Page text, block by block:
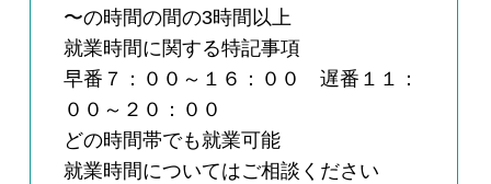
〜の時間の間の3時間以上
就業時間に関する特記事項
早番７：００～１６：００ 遅番１１：
００～２０：００
どの時間帯でも就業可能
就業時間についてはご相談ください